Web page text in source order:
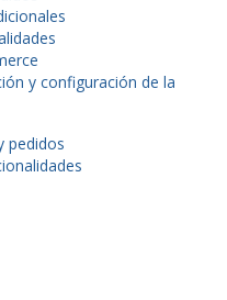
y configuración de la
pedidos